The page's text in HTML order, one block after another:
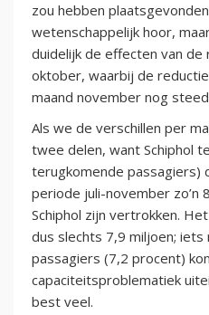
zou hebben
wetenschappelijk hoor,
duidelijk de effecten van de
oktober, waarbij de
maand november nog
Als we de verschillen per
twee delen, want Schiphol
terugkomende passagiers)
periode juli-november zo’n
Schiphol zijn vertrokken.
dus slechts 7,9 miljoen; iets
passagiers (7,2 procent)
capaciteitsproblematiek
best veel.